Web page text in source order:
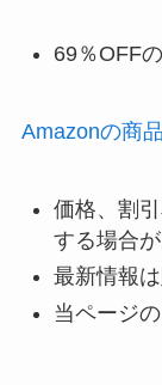
69％OFF
Amazonの商
価格、割
する場合が
最新情報
当ページ